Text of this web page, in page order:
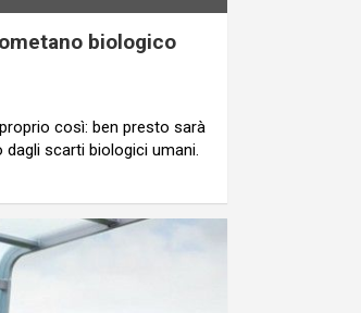
biologico
così: ben presto sarà
scarti biologici umani.